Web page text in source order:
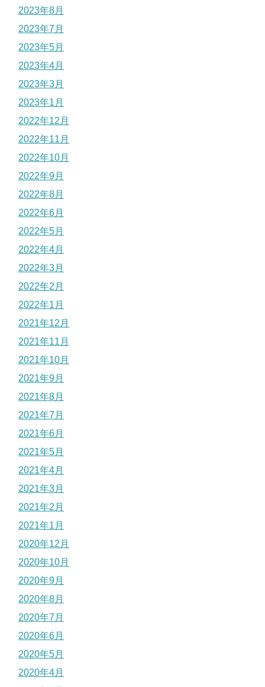
2023年8月
2023年7月
2023年5月
2023年4月
2023年3月
2023年1月
2022年12月
2022年11月
2022年10月
2022年9月
2022年8月
2022年6月
2022年5月
2022年4月
2022年3月
2022年2月
2022年1月
2021年12月
2021年11月
2021年10月
2021年9月
2021年8月
2021年7月
2021年6月
2021年5月
2021年4月
2021年3月
2021年2月
2021年1月
2020年12月
2020年10月
2020年9月
2020年8月
2020年7月
2020年6月
2020年5月
2020年4月